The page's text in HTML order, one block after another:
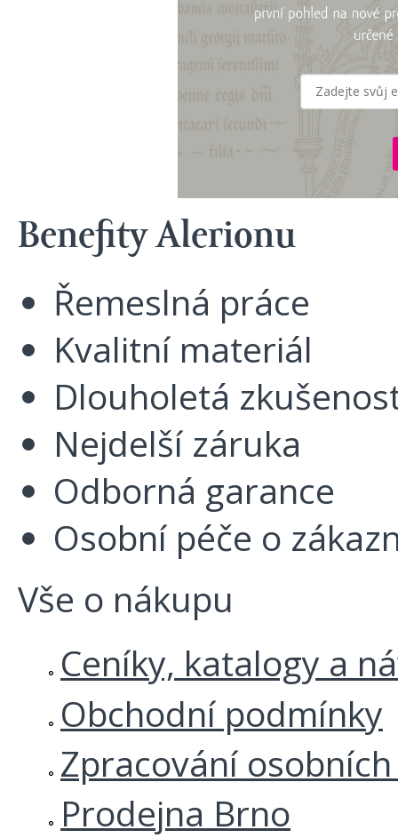
Benefity Alerionu
Řemeslná práce
Kvalitní materiál
Dlouholetá
Nejdelší záruka
Odborná garance
Osobní péče o
Vše o nákupu
Ceníky, katalogy a
Obchodní podmínky
Zpracování
Prodejna Brno